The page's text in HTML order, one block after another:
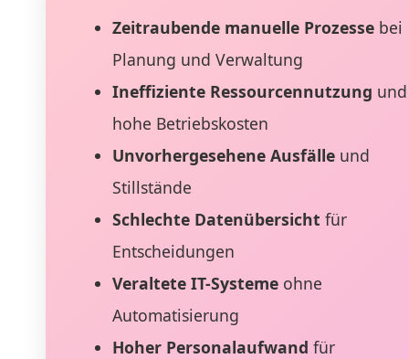
Zeitraubende manuelle Prozessebei
Planung und Verwaltung
Ineffiziente Ressourcennutzung und
hohe Betriebskosten
Unvorhergesehene Ausfälleund
Stillstände
Schlechte Datenübersicht für
Entscheidungen
Veraltete IT-Systemeohne
Automatisierung
Hoher Personalaufwand für